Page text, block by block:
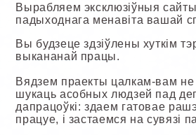
Вырабляем эксклюзіўныя
падыходнага менавіта вашай
Вы будзеце здзіўлены хуткім
выкананай працы.
Вядзем праекты цалкам-вам
шукаць асобных людзей пад
дапрацоўкі: здаем гатовае
працуе, і застаемся на сувязі